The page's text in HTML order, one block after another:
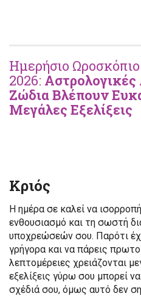
Ημερήσιο
2026:
Ζώδια Βλέπουν
Μεγάλες Εξελίξεις
Κριός
Η ημέρα σε καλεί να
ενθουσιασμό και τη σωστή
υποχρεώσεών σου. Παρότι
γρήγορα και να πάρεις
λεπτομέρειες χρειάζονται
εξελίξεις γύρω σου μπορεί
σχέδιά σου, όμως αυτό δεν